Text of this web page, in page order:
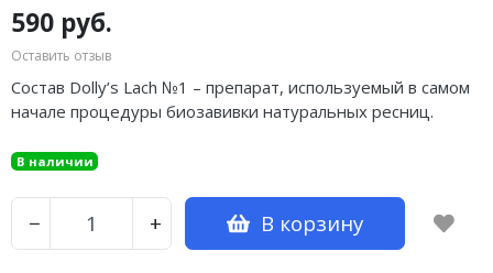
590 руб.
Оставить отзыв
Состав Dolly’s Lach №1 – препарат, используемый в самом
начале процедуры биозавивки натуральных ресниц.
В наличии
− + В корзину